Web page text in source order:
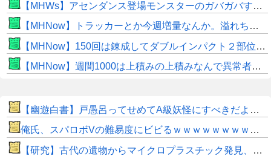
【MHWs】アセンダンス登場モンスターのガバガバすぎる偽リークきたな
【MHNow】トラッカーとか今週増量なんか。溢れちゃうから来週にして欲しいわ何狩れいうねん
【MHNow】150回は錬成してダブルインパクト２部位だけって流石に泣けてくる
【MHNow】週間1000は上積みの上積みなんで異常者です
【幽遊白書】戸愚呂ってせめてA級妖怪にすべきだよなｗｗｗｗ
俺氏、スパロボVの難易度にビビるｗｗｗｗｗｗｗｗｗｗｗ
【研究】古代の遺物からマイクロプラスチック発見、考古学に変化か